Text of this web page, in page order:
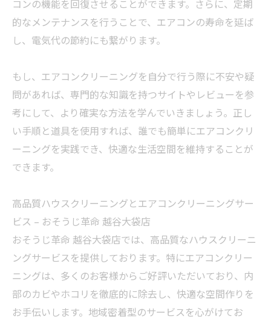
コンの機能を回復させることができます。さらに、定期
的なメンテナンスを行うことで、エアコンの寿命を延ば
し、電気代の節約にも繋がります。
もし、エアコンクリーニングを自分で行う際に不安や疑
問があれば、専門的な知識を持つサイトやレビューを参
考にして、より確実な方法を学んでいきましょう。正し
い手順と道具を使用すれば、誰でも簡単にエアコンクリ
ーニングを実践でき、快適な生活空間を維持することが
できます。
高品質ハウスクリーニングとエアコンクリーニングサー
ビス – おそうじ革命 越谷大袋店
おそうじ革命 越谷大袋店では、高品質なハウスクリーニ
ングサービスを提供しております。特にエアコンクリー
ニングは、多くのお客様からご好評いただいており、内
部のカビやホコリを徹底的に除去し、快適な空間作りを
お手伝いします。地域密着型のサービスを心がけてお